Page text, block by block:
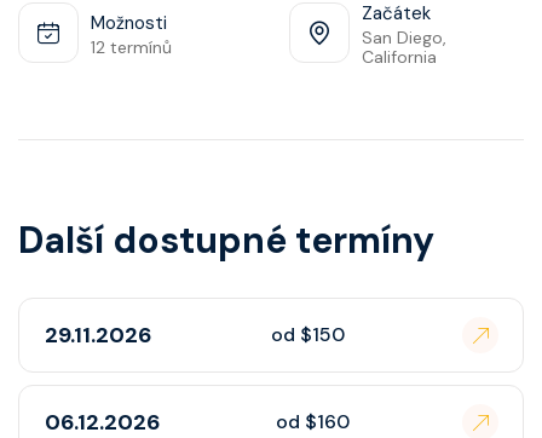
Možnosti
12 termínů
Začátek
San Diego,
California
Další dostupné termíny
29.11.2026 od $150
06.12.2026 od $160